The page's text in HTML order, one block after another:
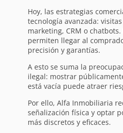
Hoy, las estrategias
tecnología avanzada:
marketing, CRM o chatbots.
permiten llegar al
precisión y garantías.
A esto se suma la
ilegal: mostrar
está vacía puede atraer
Por ello, Alfa Inmobiliaria
señalización física y optar
más discretos y eficaces.